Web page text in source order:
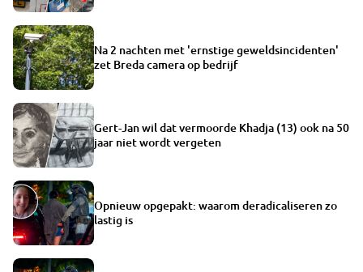
Na 2 nachten met 'ernstige geweldsincidenten'
zet Breda camera op bedrijf
Gert-Jan wil dat vermoorde Khadja (13) ook na 50
jaar niet wordt vergeten
Opnieuw opgepakt: waarom deradicaliseren zo
lastig is